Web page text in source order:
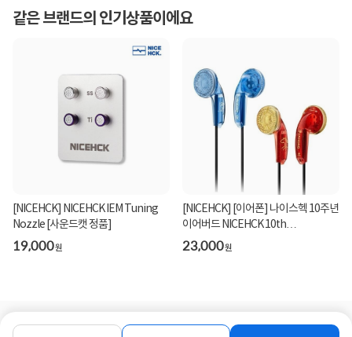
같은 브랜드의 인기상품이에요
[NICEHCK] NICEHCK IEM Tuning
Nozzle [사운드캣 정품]
19,000원
[NICEHCK] [이어폰] 나이스헥 10주년
이어버드 NICEHCK 10th
Anniversary Earbud[사운...
23,000원
로그인 공지사항오시는길회사소개 PC버전